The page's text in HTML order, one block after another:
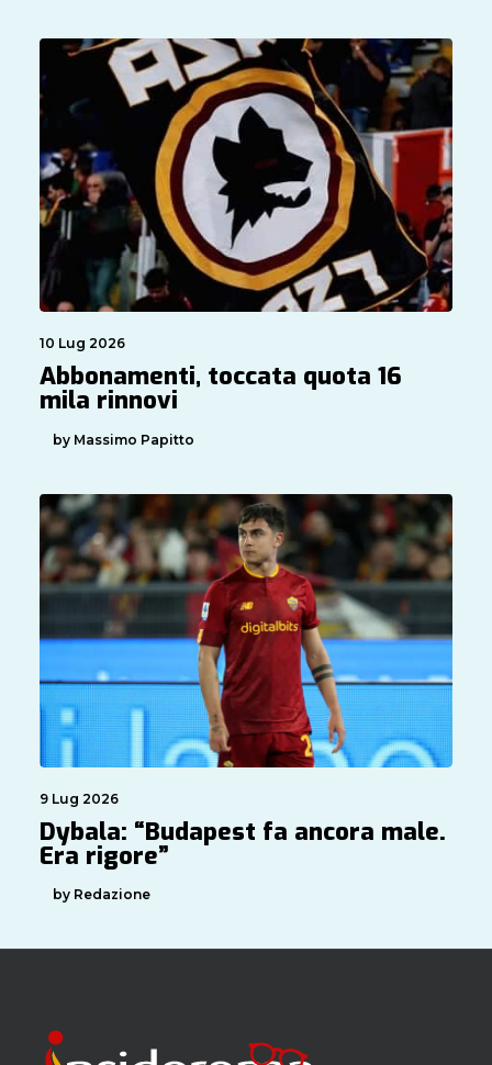
10 Lug 2026
Abbonamenti, toccata quota 16
mila rinnovi
by Massimo Papitto
9 Lug 2026
Dybala: “Budapest fa ancora male.
Era rigore”
by Redazione